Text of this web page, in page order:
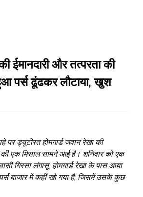
ईमानदारी और तत्परता की
पर्स ढूंढकर लौटाया, खुश
पर ड्यूटीरत होमगार्ड जवान रेखा की
की एक मिसाल सामने आई है। शनिवार को एक
गिरसा लंगासू, होमगार्ड रेखा के पास आया
बाजार में कहीं खो गया है, जिसमें उसके कुछ